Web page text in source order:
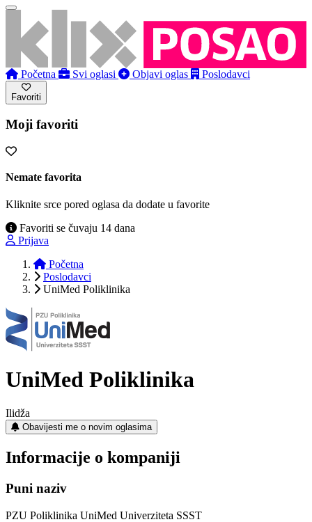
Početna Svi oglasi Objavi oglas Poslodavci
Favoriti
Moji favoriti
Nemate favorita
Kliknite srce pored oglasa da dodate u favorite
Favoriti se čuvaju 14 dana
Prijava
Početna
Poslodavci
UniMed Poliklinika
UniMed Poliklinika
Ilidža
Obavijesti me o novim oglasima
Informacije o kompaniji
Puni naziv
PZU Poliklinika UniMed Univerziteta SSST